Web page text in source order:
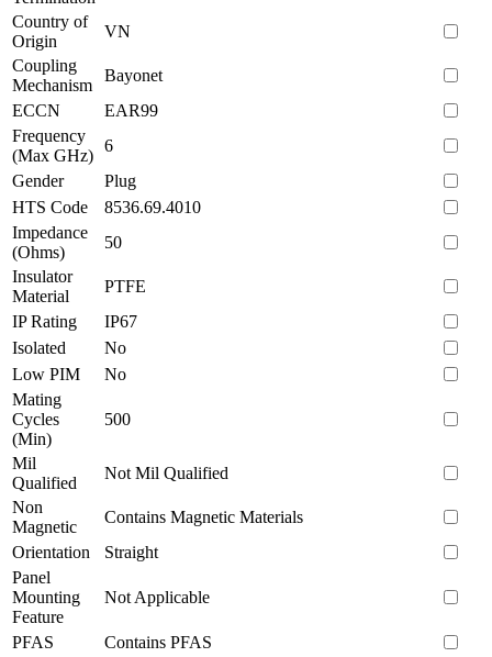
Country of
Origin
VN
Coupling
Mechanism
Bayonet
ECCN
EAR99
Frequency
(Max GHz)
6
Gender
Plug
HTS Code
8536.69.4010
Impedance
(Ohms)
50
Insulator
Material
PTFE
IP Rating
IP67
Isolated
No
Low PIM
No
Mating
Cycles
(Min)
500
Mil
Qualified
Not Mil Qualified
Non
Magnetic
Contains Magnetic Materials
Orientation
Straight
Panel
Mounting
Feature
Not Applicable
PFAS
Contains PFAS